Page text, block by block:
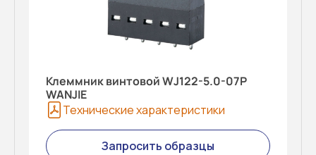
Клеммник винтовой WJ122-5.0-07P
WANJIE
Технические характеристики
Запросить образцы